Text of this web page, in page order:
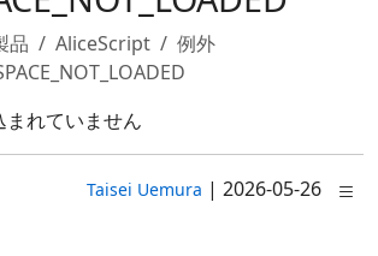
品 AliceScript
例外
れていません
Taisei Uemura | 2026-05-26